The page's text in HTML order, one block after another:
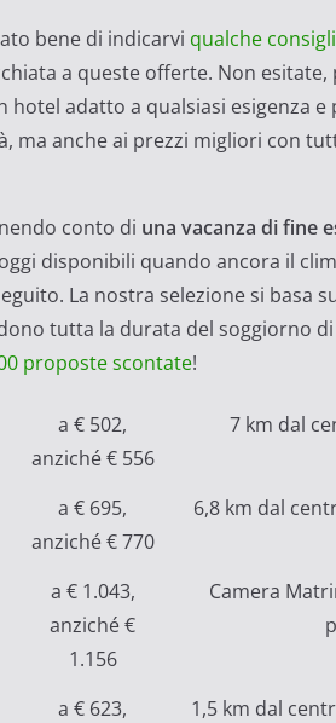
bene di indicarvi qualche
a queste offerte. Non
adatto a qualsiasi esigenza
ma anche ai prezzi migliori con
conto di una vacanza di fine
disponibili quando ancora il
La nostra selezione si
tutta la durata del soggiorno
proposte scontate!
a € 502,
anziché € 556
7 km dal
a € 695,
anziché € 770
6,8 km dal
a € 1.043,
anziché €
1.156
Camera
a € 623,
1,5 km dal